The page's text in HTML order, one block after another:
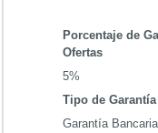
Porcentaje de
Ofertas
5%
Tipo de Garantía
Garantía